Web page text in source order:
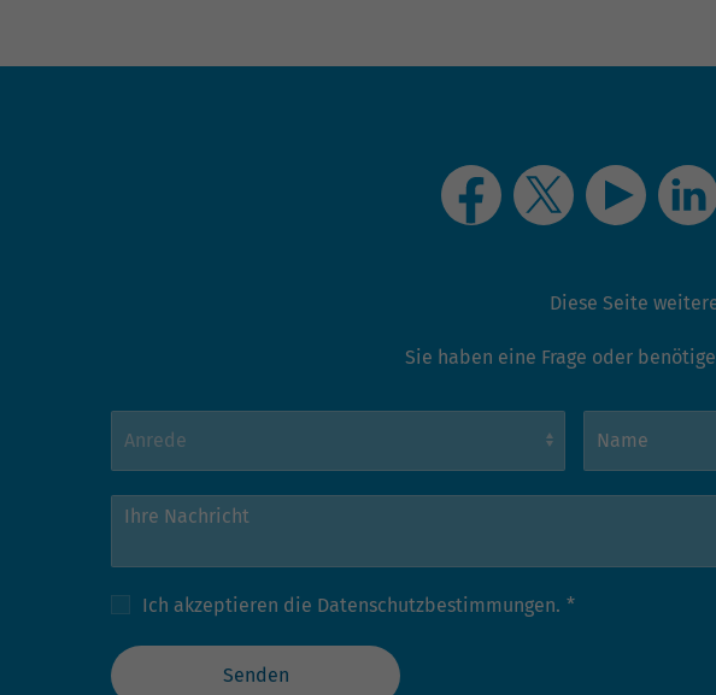
Diese Seite
Sie haben eine Frage oder
Ich akzeptieren die Datenschutzbestimmungen. *
Senden